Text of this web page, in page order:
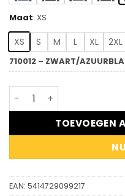
Maat: XS
XS S M L XL 2XL
710012 – ZWART/
DASSY® Sonic - T-shirt
TOEVOEGEN
EAN: 5414729099217